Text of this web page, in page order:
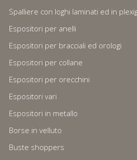
Spalliere con loghi laminati ed in
Espositori per anelli
Espositori per bracciali ed orologi
Espositori per collane
Espositori per orecchini
Espositori vari
Espositori in metallo
Borse in velluto
Buste shoppers